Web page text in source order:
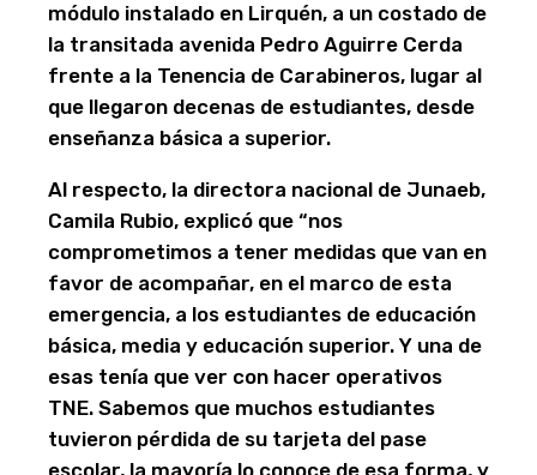
módulo instalado en Lirquén, a un costado de
la transitada avenida Pedro Aguirre Cerda
frente a la Tenencia de Carabineros, lugar al
que llegaron decenas de estudiantes, desde
enseñanza básica a superior.
Al respecto, la directora nacional de Junaeb,
Camila Rubio, explicó que “nos
comprometimos a tener medidas que van en
favor de acompañar, en el marco de esta
emergencia, a los estudiantes de educación
básica, media y educación superior. Y una de
esas tenía que ver con hacer operativos
TNE. Sabemos que muchos estudiantes
tuvieron pérdida de su tarjeta del pase